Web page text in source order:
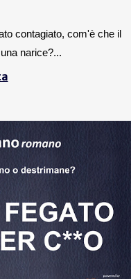
contagiato, com'è che il
narice?...